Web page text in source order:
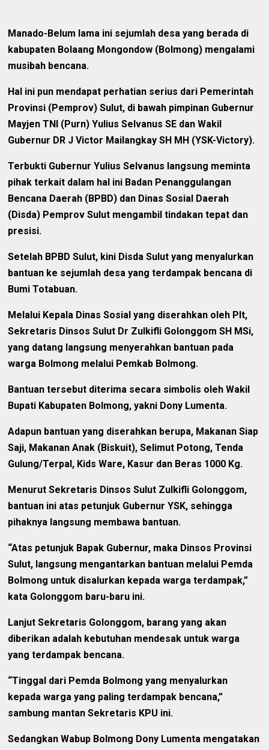
Manado-Belum lama ini sejumlah desa yang berada di
kabupaten Bolaang Mongondow (Bolmong) mengalami
musibah bencana.
Hal ini pun mendapat perhatian serius dari Pemerintah
Provinsi (Pemprov) Sulut, di bawah pimpinan Gubernur
Mayjen TNI (Purn) Yulius Selvanus SE dan Wakil
Gubernur DR J Victor Mailangkay SH MH (YSK-Victory).
Terbukti Gubernur Yulius Selvanus langsung meminta
pihak terkait dalam hal ini Badan Penanggulangan
Bencana Daerah (BPBD) dan Dinas Sosial Daerah
(Disda) Pemprov Sulut mengambil tindakan tepat dan
presisi.
Setelah BPBD Sulut, kini Disda Sulut yang menyalurkan
bantuan ke sejumlah desa yang terdampak bencana di
Bumi Totabuan.
Melalui Kepala Dinas Sosial yang diserahkan oleh Plt,
Sekretaris Dinsos Sulut Dr Zulkifli Golonggom SH MSi,
yang datang langsung menyerahkan bantuan pada
warga Bolmong melalui Pemkab Bolmong.
Bantuan tersebut diterima secara simbolis oleh Wakil
Bupati Kabupaten Bolmong, yakni Dony Lumenta.
Adapun bantuan yang diserahkan berupa, Makanan Siap
Saji, Makanan Anak (Biskuit), Selimut Potong, Tenda
Gulung/Terpal, Kids Ware, Kasur dan Beras 1000 Kg.
Menurut Sekretaris Dinsos Sulut Zulkifli Golonggom,
bantuan ini atas petunjuk Gubernur YSK, sehingga
pihaknya langsung membawa bantuan.
“Atas petunjuk Bapak Gubernur, maka Dinsos Provinsi
Sulut, langsung mengantarkan bantuan melalui Pemda
Bolmong untuk disalurkan kepada warga terdampak,”
kata Golonggom baru-baru ini.
Lanjut Sekretaris Golonggom, barang yang akan
diberikan adalah kebutuhan mendesak untuk warga
yang terdampak bencana.
“Tinggal dari Pemda Bolmong yang menyalurkan
kepada warga yang paling terdampak bencana,”
sambung mantan Sekretaris KPU ini.
Sedangkan Wabup Bolmong Dony Lumenta mengatakan